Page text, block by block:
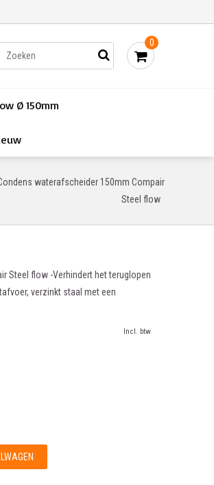
0
Ø 150mm
waterafscheider 150mm Compair
Steel flow
Steel flow -Verhindert het teruglopen
verzinkt staal met een
Incl. btw